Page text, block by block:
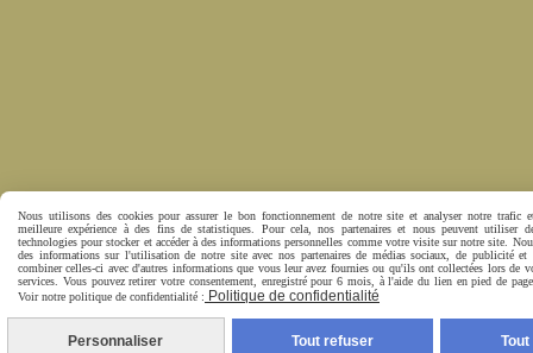
Nous utilisons des cookies pour assurer le bon fonctionnement de notre site et analyser notre trafic
meilleure expérience à des fins de statistiques. Pour cela, nos partenaires et nous peuvent utiliser
technologies pour stocker et accéder à des informations personnelles comme votre visite sur notre site.
des informations sur l'utilisation de notre site avec nos partenaires de médias sociaux, de publicité et
combiner celles-ci avec d'autres informations que vous leur avez fournies ou qu'ils ont collectées lors de
services. Vous pouvez retirer votre consentement, enregistré pour 6 mois, à l'aide du lien en pied de
Voir notre politique de confidentialité : Politique de confidentialité
Personnaliser Tout refuser